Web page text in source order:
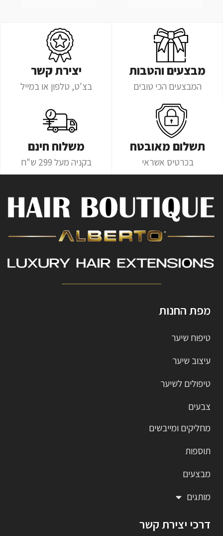
מבצעים והטבות
המבצעים הכי טובים
יצירת קשר
בצ'ט, טלפון או במייל
תשלום מאובטח
בכרטיס אשראי
משלוח חינם
בקניה מעל 299 ש"ח
מפת החנות
טיפוח שיער
עיצוב שיער
טיפולים לשיער
צבעים
מחליקים ומייבשים
תוספות
מבצעים
מותגים
דרכי יצירת קשר